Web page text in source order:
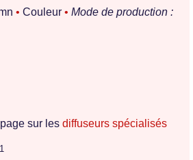
• Couleur • Mode de production :
sur les diffuseurs spécialisés